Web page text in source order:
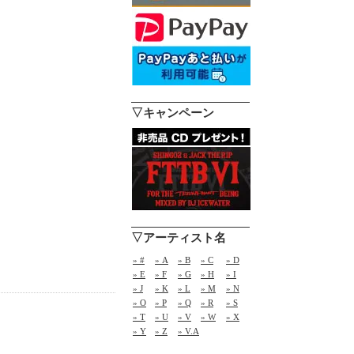
▽キャンペーン
▽アーティスト名
» # » A » B » C
» D
» E
» F » G » H
» I
» J
» K » L » M
» N
» O
» P » Q » R
» S
» T
» U » V » W
» X
» Y
» Z » V.A